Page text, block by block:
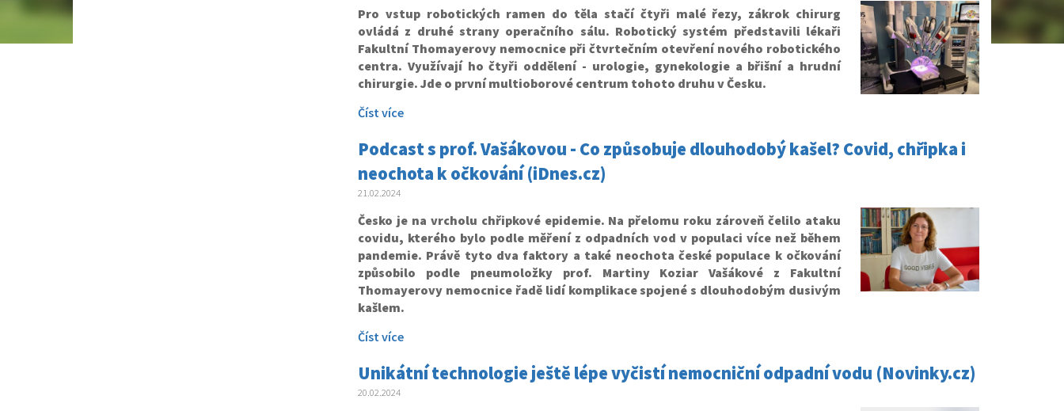
Pro vstup robotických ramen do těla stačí čtyři malé řezy, zákrok chirurg
ovládá z druhé strany operačního sálu. Robotický systém představili lékaři
Fakultní Thomayerovy nemocnice při čtvrtečním otevření nového robotického
centra. Využívají ho čtyři oddělení - urologie, gynekologie a břišní a hrudní
chirurgie. Jde o první multioborové centrum tohoto druhu v Česku.
Číst více
Podcast s prof. Vašákovou - Co způsobuje dlouhodobý kašel? Covid, chřipka i
neochota k očkování (iDnes.cz)
21.02.2024
Česko je na vrcholu chřipkové epidemie. Na přelomu roku zároveň čelilo ataku
covidu, kterého bylo podle měření z odpadních vod v populaci více než během
pandemie. Právě tyto dva faktory a také neochota české populace k očkování
způsobilo podle pneumoložky prof. Martiny Koziar Vašákové z Fakultní
Thomayerovy nemocnice řadě lidí komplikace spojené s dlouhodobým dusivým
kašlem.
Číst více
Unikátní technologie ještě lépe vyčistí nemocniční odpadní vodu (Novinky.cz)
20.02.2024